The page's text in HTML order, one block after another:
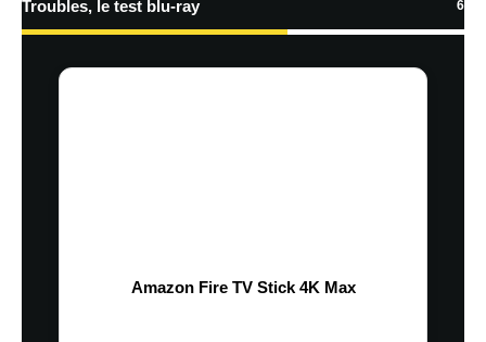
Troubles, le test blu-ray 6
Amazon Fire TV Stick 4K Max